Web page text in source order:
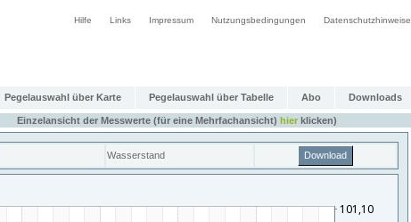
Hilfe Links Impressum Nutzungsbedingungen Datenschutzhinweise
Pegelauswahl über Karte Pegelauswahl über Tabelle Abo Downloads
Einzelansicht der Messwerte (für eine Mehrfachansicht) hierklicken)
Wasserstand Download